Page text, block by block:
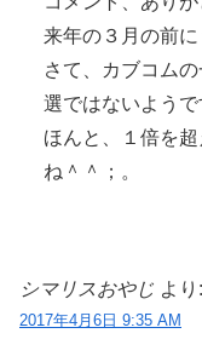
来年の３月の前に
さて、カブコム
選ではないようで
ほんと、１倍を
ね＾＾；。
シマリスおやじ より:
2017年4月6日 9:35 AM